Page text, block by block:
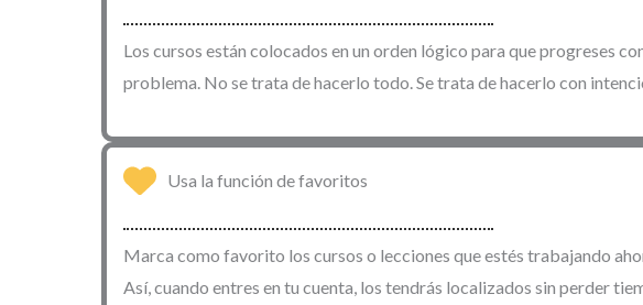
Los cursos están colocados en un orden lógico para que progreses
problema. No se trata de hacerlo todo. Se trata de hacerlo con
Usa la función de favoritos
Marca como favorito los cursos o lecciones que estés trabajando
Así, cuando entres en tu cuenta, los tendrás localizados sin perder